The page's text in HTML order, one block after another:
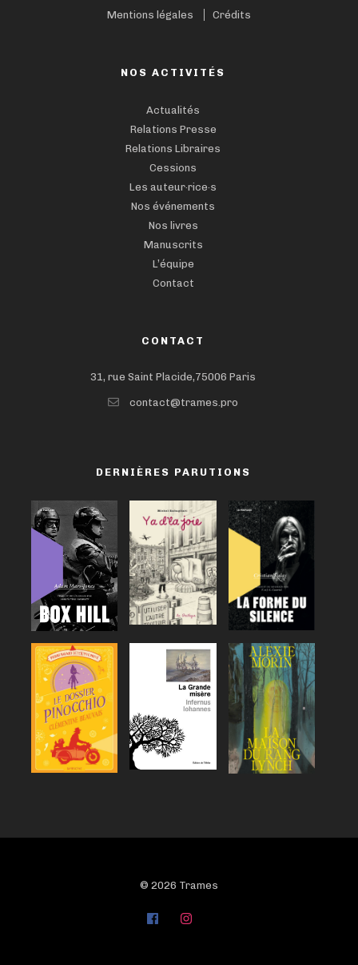
Mentions légales Crédits
NOS ACTIVITÉS
Actualités
Relations Presse
Relations Libraires
Cessions
Les auteur·rice·s
Nos événements
Nos livres
Manuscrits
L’équipe
Contact
CONTACT
31, rue Saint Placide,75006 Paris
contact@trames.pro
DERNIÈRES PARUTIONS
© 2026 Trames